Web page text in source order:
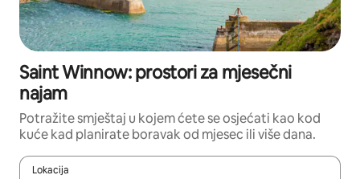
Saint Winnow: prostori za mjesečni
najam
Potražite smještaj u kojem ćete se osjećati kao kod
kuće kad planirate boravak od mjesec ili više dana.
Lokacija